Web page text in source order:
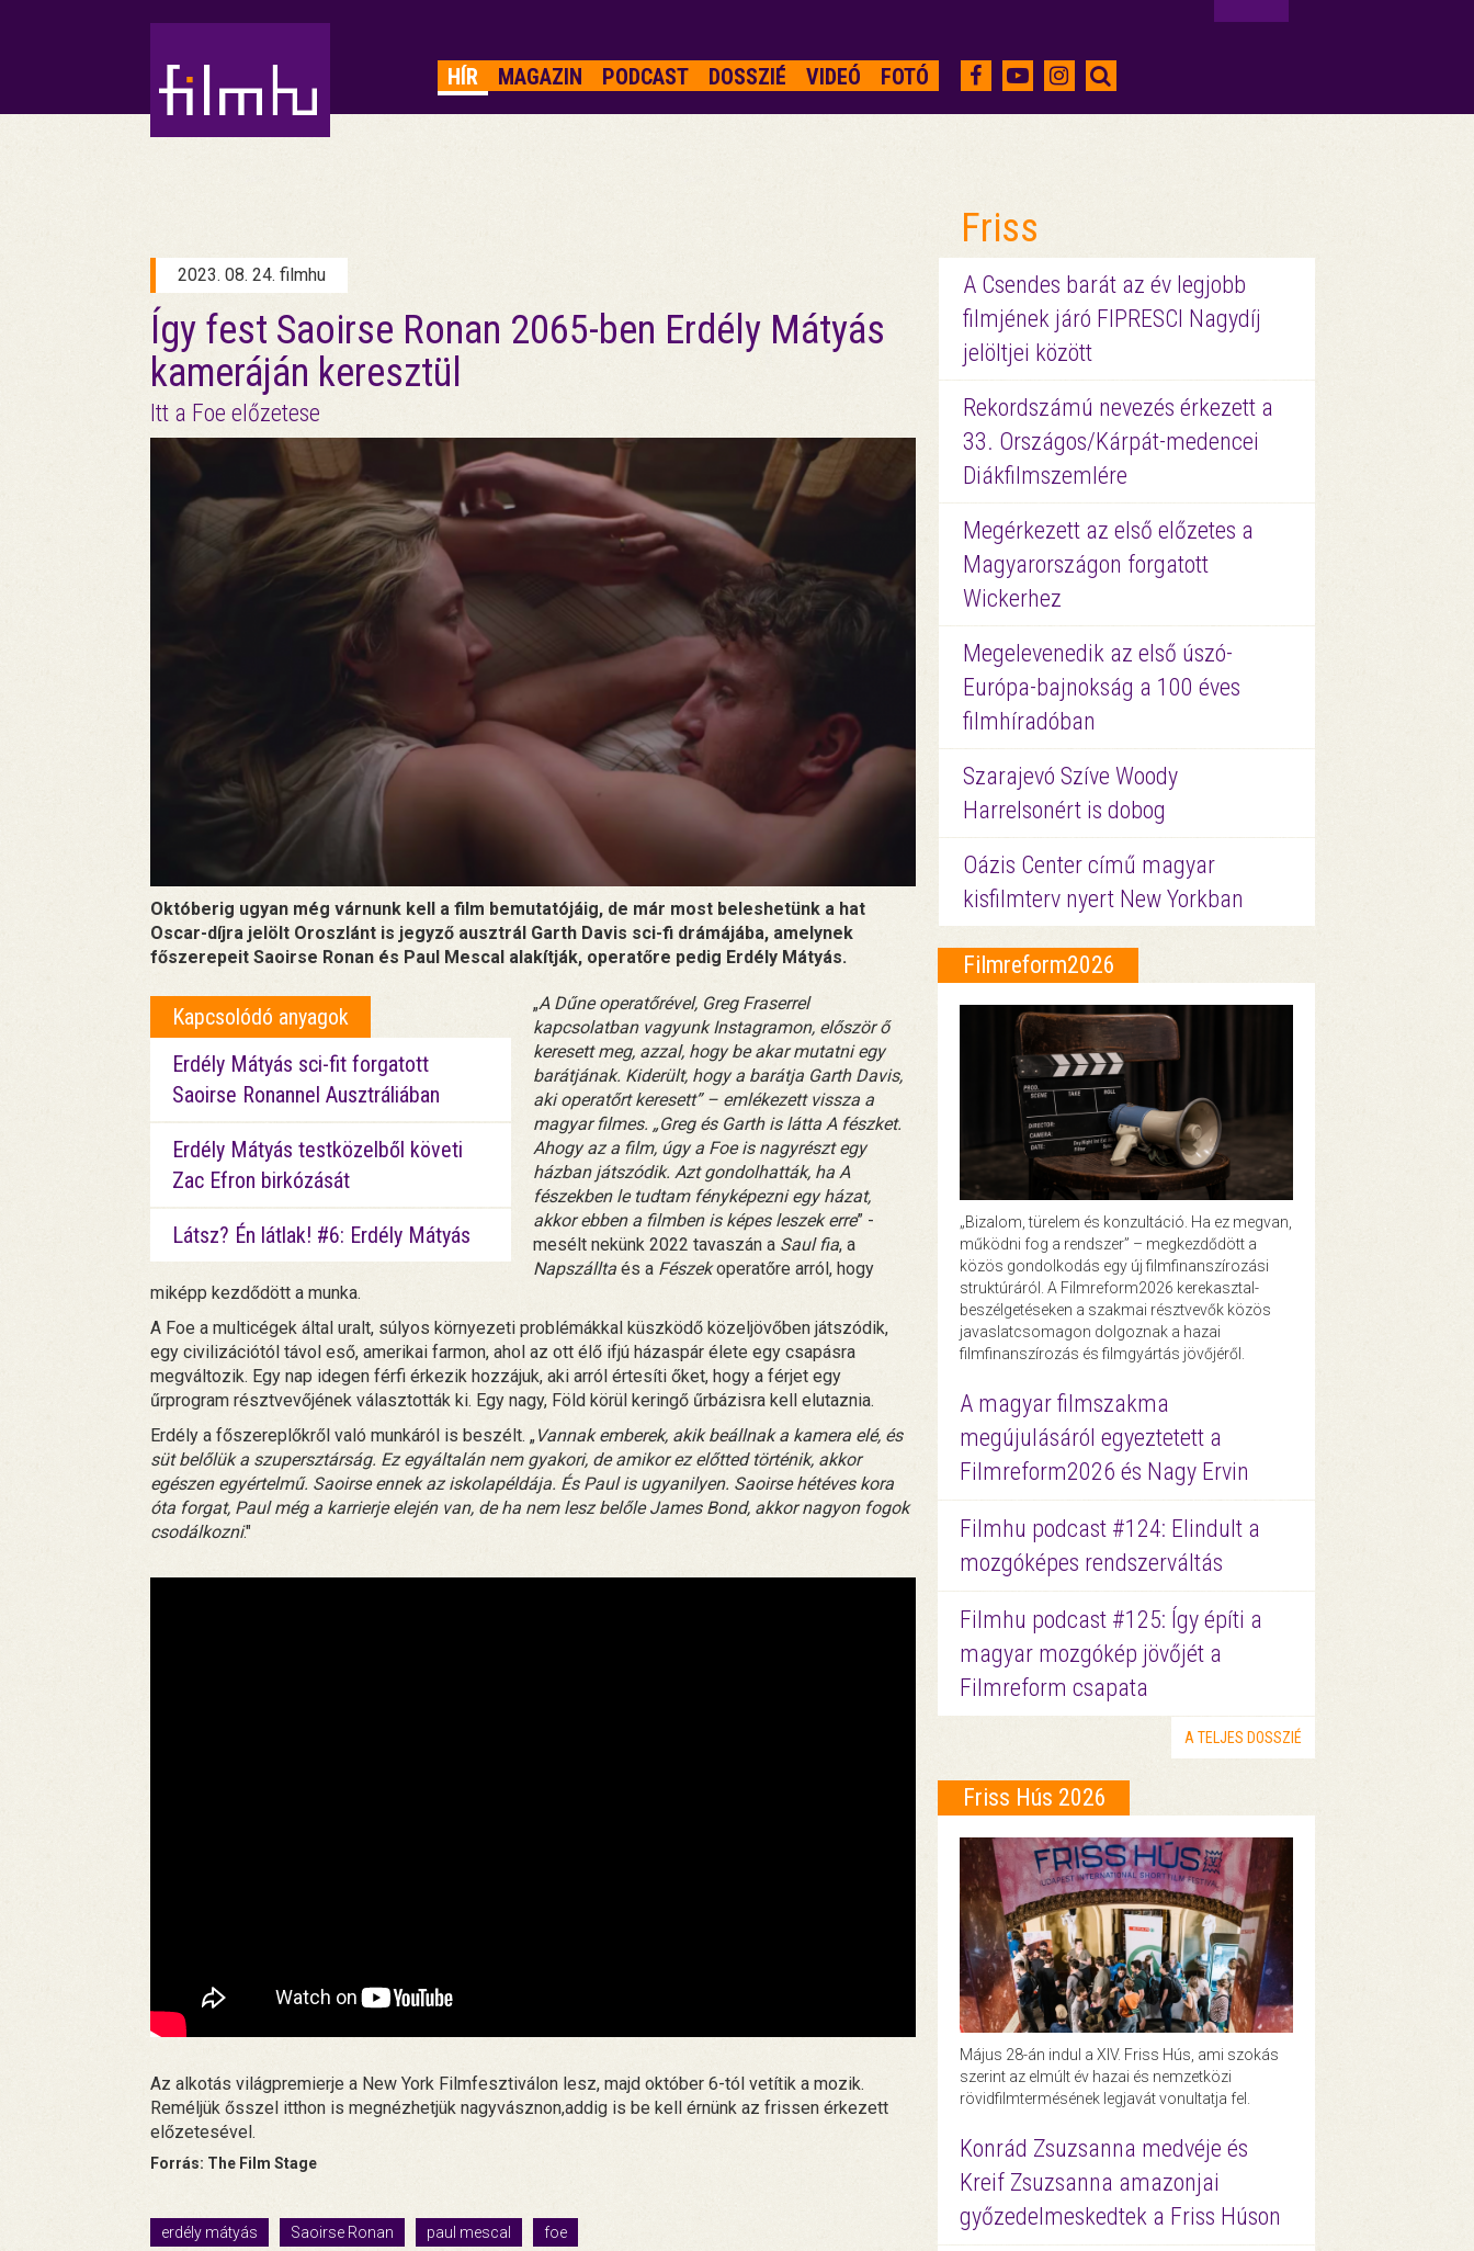
HÍR MAGAZIN PODCAST DOSSZIÉ VIDEÓ FOTÓ
2023. 08. 24. filmhu
Így fest Saoirse Ronan 2065-ben Erdély Mátyás
kameráján keresztül
Itt a Foe előzetese
Októberig ugyan még várnunk kell a film bemutatójáig, de már most beleshetünk a hat
Oscar-díjra jelölt Oroszlánt is jegyző ausztrál Garth Davis sci-fi drámájába, amelynek
főszerepeit Saoirse Ronan és Paul Mescal alakítják, operatőre pedig Erdély Mátyás.
Kapcsolódó anyagok
Erdély Mátyás sci-fit forgatott
Saoirse Ronannel Ausztráliában
Erdély Mátyás testközelből követi
Zac Efron birkózását
Látsz? Én látlak! #6: Erdély Mátyás
„A Dűne operatőrével, Greg Fraserrel
kapcsolatban vagyunk Instagramon, először ő
keresett meg, azzal, hogy be akar mutatni egy
barátjának. Kiderült, hogy a barátja Garth Davis,
aki operatőrt keresett” – emlékezett vissza a
magyar filmes. „Greg és Garth is látta A fészket.
Ahogy az a film, úgy a Foe is nagyrészt egy
házban játszódik. Azt gondolhatták, ha A
fészekben le tudtam fényképezni egy házat,
akkor ebben a filmben is képes leszek erre” -
mesélt nekünk 2022 tavaszán a Saul fia, a
Napszállta és a Fészekoperatőre arról, hogy
miképp kezdődött a munka.
A Foe a multicégek által uralt, súlyos környezeti problémákkal küszködő közeljövőben játszódik,
egy civilizációtól távol eső, amerikai farmon, ahol az ott élő ifjú házaspár élete egy csapásra
megváltozik. Egy nap idegen férfi érkezik hozzájuk, aki arról értesíti őket, hogy a férjet egy
űrprogram résztvevőjének választották ki. Egy nagy, Föld körül keringő űrbázisra kell elutaznia.
Erdély a főszereplőkről való munkáról is beszélt. „Vannak emberek, akik beállnak a kamera elé, és
süt belőlük a szupersztárság. Ez egyáltalán nem gyakori, de amikor ez előtted történik, akkor
egészen egyértelmű. Saoirse ennek az iskolapéldája. És Paul is ugyanilyen. Saoirse hétéves kora
óta forgat, Paul még a karrierje elején van, de ha nem lesz belőle James Bond, akkor nagyon fogok
csodálkozni."
Az alkotás világpremierje a New York Filmfesztiválon lesz, majd október 6-tól vetítik a mozik.
Reméljük ősszel itthon is megnézhetjük nagyvásznon,addig is be kell érnünk az frissen érkezett
előzetesével.
Forrás: The Film Stage
erdély mátyás Saoirse Ronan paul mescal foe
Friss
A Csendes barát az év legjobb
filmjének járó FIPRESCI Nagydíj
jelöltjei között
Rekordszámú nevezés érkezett a
33. Országos/Kárpát-medencei
Diákfilmszemlére
Megérkezett az első előzetes a
Magyarországon forgatott
Wickerhez
Megelevenedik az első úszó-
Európa-bajnokság a 100 éves
filmhíradóban
Szarajevó Szíve Woody
Harrelsonért is dobog
Oázis Center című magyar
kisfilmterv nyert New Yorkban
Filmreform2026
„Bizalom, türelem és konzultáció. Ha ez megvan,
működni fog a rendszer” – megkezdődött a
közös gondolkodás egy új filmfinanszírozási
struktúráról. A Filmreform2026 kerekasztal-
beszélgetéseken a szakmai résztvevők közös
javaslatcsomagon dolgoznak a hazai
filmfinanszírozás és filmgyártás jövőjéről.
A magyar filmszakma
megújulásáról egyeztetett a
Filmreform2026 és Nagy Ervin
Filmhu podcast #124: Elindult a
mozgóképes rendszerváltás
Filmhu podcast #125: Így építi a
magyar mozgókép jövőjét a
Filmreform csapata
A TELJES DOSSZIÉ
Friss Hús 2026
Május 28-án indul a XIV. Friss Hús, ami szokás
szerint az elmúlt év hazai és nemzetközi
rövidfilmtermésének legjavát vonultatja fel.
Konrád Zsuzsanna medvéje és
Kreif Zsuzsanna amazonjai
győzedelmeskedtek a Friss Húson